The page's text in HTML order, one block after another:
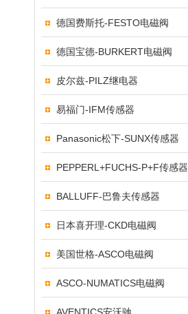
德国费斯托-FESTO电磁阀
德国宝德-BURKERT电磁阀
皮尔兹-PILZ继电器
易福门-IFM传感器
Panasonic松下-SUNX传感器
PEPPERL+FUCHS-P+F传感器
BALLUFF-巴鲁夫传感器
日本喜开理-CKD电磁阀
美国世格-ASCO电磁阀
ASCO-NUMATICS电磁阀